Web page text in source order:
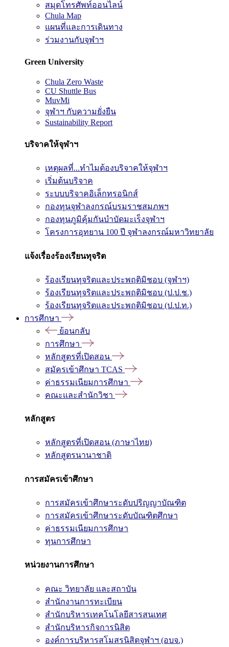
สมุดโทรศัพท์ออนไลน์
Chula Map
แผนที่และการเดินทาง
ร่วมงานกับจุฬาฯ
Green University
Chula Zero Waste
CU Shuttle Bus
MuvMi
จุฬาฯ กับความยั่งยืน
Sustainability Report
บริจาคให้จุฬาฯ
เหตุผลที่...ทำไมต้องบริจาคให้จุฬาฯ
เริ่มต้นบริจาค
ระบบบริจาคอิเล็กทรอนิกส์
กองทุนจุฬาลงกรณ์บรมราชสมภพฯ
กองทุนภูมิคุ้มกันบำบัดมะเร็งจุฬาฯ
โครงการอุทยาน 100 ปี จุฬาลงกรณ์มหาวิทยาลัย
แจ้งเรื่องร้องเรียนทุจริต
ร้องเรียนทุจริตและประพฤติมิชอบ (จุฬาฯ)
ร้องเรียนทุจริตและประพฤติมิชอบ (ป.ป.ช.)
ร้องเรียนทุจริตและประพฤติมิชอบ (ป.ป.ท.)
การศึกษา
ย้อนกลับ
การศึกษา
หลักสูตรที่เปิดสอน
สมัครเข้าศึกษา TCAS
ค่าธรรมเนียมการศึกษา
คณะและสำนักวิชา
หลักสูตร
หลักสูตรที่เปิดสอน (ภาษาไทย)
หลักสูตรนานาชาติ
การสมัครเข้าศึกษา
การสมัครเข้าศึกษาระดับปริญญาบัณฑิต
การสมัครเข้าศึกษาระดับบัณฑิตศึกษา
ค่าธรรมเนียมการศึกษา
ทุนการศึกษา
หน่วยงานการศึกษา
คณะ วิทยาลัย และสถาบัน
สำนักงานการทะเบียน
สำนักบริหารเทคโนโลยีสารสนเทศ
สำนักบริหารกิจการนิสิต
องค์การบริหารสโมสรนิสิตจุฬาฯ (อบจ.)